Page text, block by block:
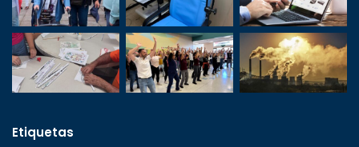
Etiquetas